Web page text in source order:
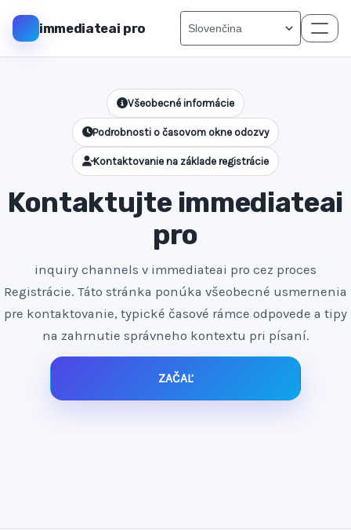
immediateai pro
Všeobecné informácie
Podrobnosti o časovom okne odozvy
Kontaktovanie na základe registrácie
Kontaktujte immediateai
pro
inquiry channels v immediateai pro cez proces
Registrácie. Táto stránka ponúka všeobecné usmernenia
pre kontaktovanie, typické časové rámce odpovede a tipy
na zahrnutie správneho kontextu pri písaní.
ZAČAĽ